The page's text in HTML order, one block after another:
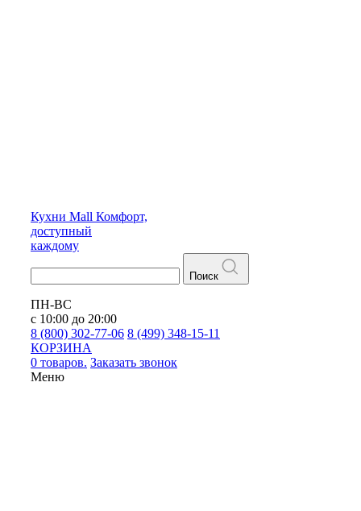
Кухни Mall Комфорт,
доступный
каждому
Поиск
ПН-ВС
с 10:00 до 20:00
8 (800) 302-77-06 8 (499) 348-15-11
КОРЗИНА
0 товаров. Заказать звонок
Меню